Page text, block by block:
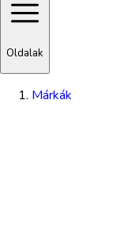
Oldalak
Márkák